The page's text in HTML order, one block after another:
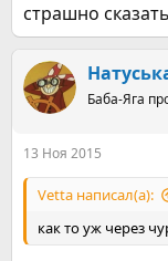
страшно сказать
Баба-Яга
13 Ноя 2015
Vetta написал(а):
как то уж через